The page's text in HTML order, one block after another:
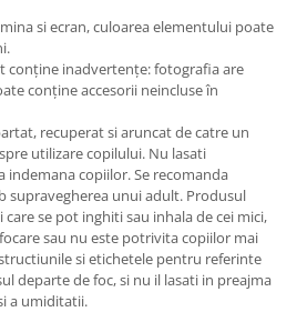
si ecran, culoarea elementului poate
conţine inadvertenţe: fotografia are
conţine accesorii neincluse în
recuperat si aruncat de catre un
utilizare copilului. Nu lasati
indemana copiilor. Se recomanda
supravegherea unui adult. Produsul
se pot inghiti sau inhala de cei mici,
sau nu este potrivita copiilor mai
si etichetele pentru referinte
departe de foc, si nu il lasati in preajma
a umiditatii.